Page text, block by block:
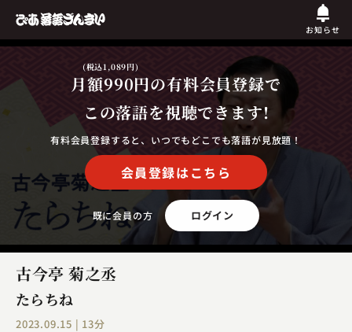
お知らせ
月額990円
(税込1,089円)
の有料会員登録で
この落語を視聴できます!
有料会員登録すると、いつでもどこでも落語が見放題！
会員登録はこちら
既に会員の方 ログイン
古今亭 菊之丞
たらちね
2023.09.15 | 13分